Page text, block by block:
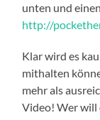
unten und
http://
Klar wird es
mithalten
mehr als
Video! Wer will